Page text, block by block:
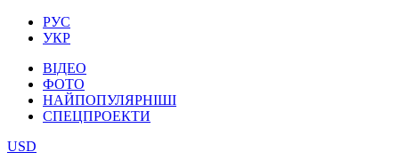
РУС
УКР
ВІДЕО
ФОТО
НАЙПОПУЛЯРНІШІ
СПЕЦПРОЕКТИ
USD